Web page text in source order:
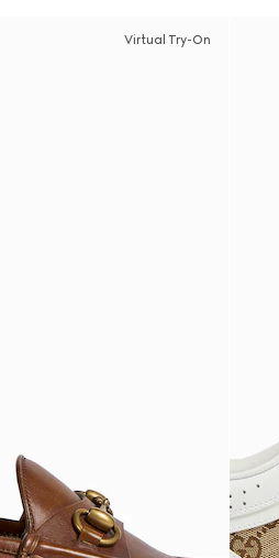
Virtual Try-On